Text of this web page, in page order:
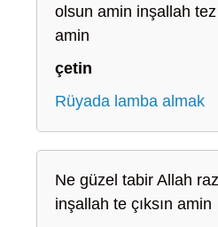
olsun amin inşallah tez
amin
çetin
Rüyada lamba almak
Ne güzel tabir Allah
inşallah te çıksın amin